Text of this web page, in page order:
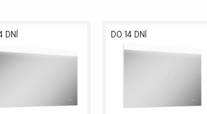
DNÍ DO 14 DNÍ